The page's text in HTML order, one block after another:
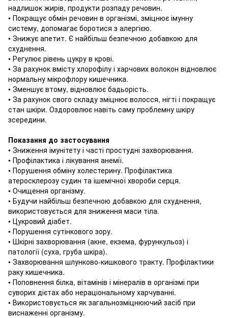
надлишок жирів, продукти розпаду речовин.
• Покращує обмін речовин в організмі, зміцнює імунну
систему, допомагає боротися з алергією.
• Знижує апетит. Є найбільш безпечною добавкою для
схуднення.
• Регулює рівень цукру в крові.
• За рахунок вмісту хлорофілу і харчових волокон відновлює
нормальну мікрофлору кишечника.
• Зменшує втому, відновлює бадьорість.
• За рахунок свого складу зміцнює волосся, нігті і покращує
стан шкіри. Оздоровлює навіть саму проблемну шкіру
зсередини.
Показання до застосування
• Зниження імунітету і часті простудні захворювання.
• Профілактика і лікування анемії.
• Порушення обміну холестерину. Профілактика
атеросклерозу судин та ішемічної хвороби серця.
• Очищення організму.
• Будучи найбільш безпечною добавкою для схуднення,
використовується для зниження маси тіла.
• Цукровий діабет.
• Порушення сутінкового зору.
• Шкірні захворювання (акне, екзема, фурункульоз) і
патології (суха, груба шкіра).
• Захворювання шлунково-кишкового тракту. Профілактики
раку кишечника.
• Поповнення білка, вітамінів і мінералів в організмі при
суворих дієтах або нераціональному харчуванні.
• Використовується як загальнозміцнюючий засіб при
виснаженні організму.